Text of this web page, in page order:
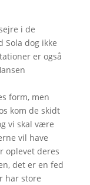
i de
Sola dog ikke
er også
form, men
kom de skidt
vi skal være
vil have
oplevet deres
det er en fed
har store